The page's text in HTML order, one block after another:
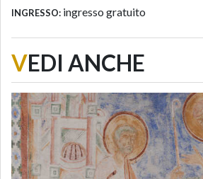
INGRESSO: ingresso gratuito
VEDI ANCHE